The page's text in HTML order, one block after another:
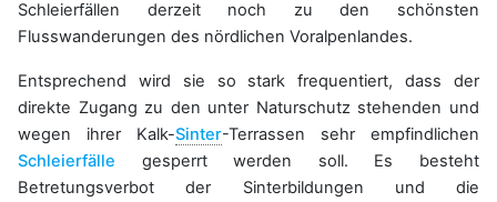
Schleierfällen derzeit noch zu den schönsten
Flusswanderungen des nördlichen Voralpenlandes.
Entsprechend wird sie so stark frequentiert, dass der
direkte Zugang zu den unter Naturschutz stehenden und
wegen ihrer Kalk-Sinter-Terrassen sehr empfindlichen
Schleierfälle gesperrt werden soll. Es besteht
Betretungsverbot der Sinterbildungen und die